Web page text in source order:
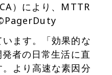
）により、MTTR
ます。「効果的な
者の日常生活に直
より高速な素因分